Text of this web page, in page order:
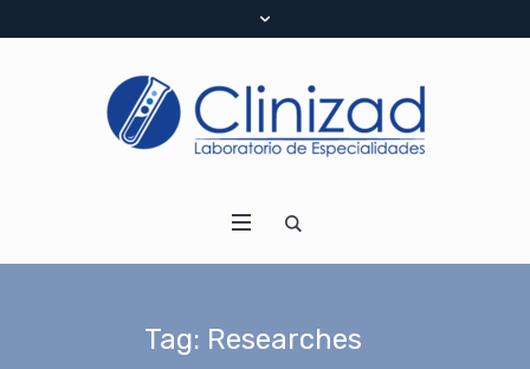
Tag: Researches